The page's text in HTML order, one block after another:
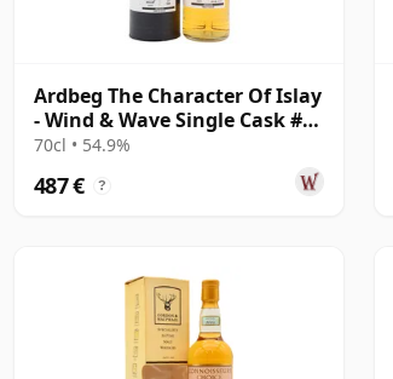
Ardbeg The Character Of Islay
- Wind & Wave Single Cask #
2004 15 años
70cl • 54.9%
487 € ?